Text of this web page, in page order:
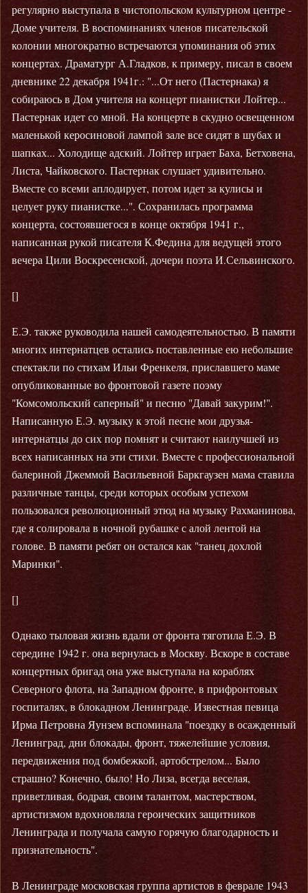
регулярно выступала в чистопольском культурном центре -
Доме учителя. В воспоминаниях членов писательской
колонии многократно встречаются упоминания об этих
концертах. Драматург А.Гладков, к примеру, писал в своем
дневнике 22 декабря 1941г.: "...От него (Пастернака) я
собираюсь в Дом учителя на концерт пианистки Лойтер...
Пастернак идет со мной. На концерте в скудно освещенном
маленькой керосиновой лампой зале все сидят в шубах и
шапках... Холодище адский. Лойтер играет Баха, Бетховена,
Листа, Чайковского. Пастернак слушает удивительно.
Вместе со всеми аплодирует, потом идет за кулисы и
целует руку пианистке...". Сохранилась программа
концерта, состоявшегося в конце октября 1941 г.,
написанная рукой писателя К.Федина для ведущей этого
вечера Цили Воскресенской, дочери поэта И.Сельвинского.
[]
Е.Э. также руководила нашей самодеятельностью. В памяти
многих интернатцев остались поставленные ею небольшие
спектакли по стихам Ильи Френкеля, приславшего маме
опубликованные во фронтовой газете поэму
"Комсомольский саперный" и песню "Давай закурим!".
Написанную Е.Э. музыку к этой песне мои друзья-
интернатцы до сих пор помнят и считают наилучшей из
всех написанных на эти стихи. Вместе с профессиональной
балериной Джеммой Васильевной Баркгаузен мама ставила
различные танцы, среди которых особым успехом
пользовался революционный этюд на музыку Рахманинова,
где я солировала в ночной рубашке с алой лентой на
голове. В памяти ребят он остался как "танец дохлой
Маринки".
[]
Однако тыловая жизнь вдали от фронта тяготила Е.Э. В
середине 1942 г. она вернулась в Москву. Вскоре в составе
концертных бригад она уже выступала на кораблях
Северного флота, на Западном фронте, в прифронтовых
госпиталях, в блокадном Ленинграде. Известная певица
Ирма Петровна Яунзем вспоминала "поездку в осажденный
Ленинград, дни блокады, фронт, тяжелейшие условия,
передвижения под бомбежкой, артобстрелом... Было
страшно? Конечно, было! Но Лиза, всегда веселая,
приветливая, бодрая, своим талантом, мастерством,
артистизмом вдохновляла героических защитников
Ленинграда и получала самую горячую благодарность и
признательность".
В Ленинграде московская группа артистов в феврале 1943